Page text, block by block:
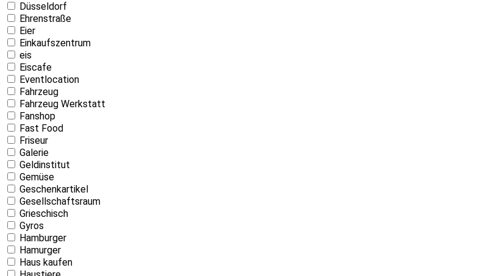
Düsseldorf
Ehrenstraße
Eier
Einkaufszentrum
eis
Eiscafe
Eventlocation
Fahrzeug
Fahrzeug Werkstatt
Fanshop
Fast Food
Friseur
Galerie
Geldinstitut
Gemüse
Geschenkartikel
Gesellschaftsraum
Grieschisch
Gyros
Hamburger
Hamurger
Haus kaufen